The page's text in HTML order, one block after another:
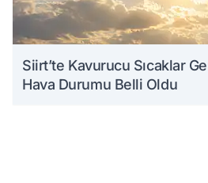
Siirt’te Kavurucu Sıcaklar
Hava Durumu Belli Oldu